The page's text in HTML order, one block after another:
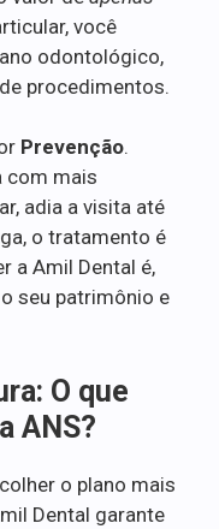
você
odontológico,
procedimentos.
Prevenção.
com mais
adia a visita até
o tratamento é
a Amil Dental é,
seu patrimônio e
O que
ANS?
o plano mais
Dental garante